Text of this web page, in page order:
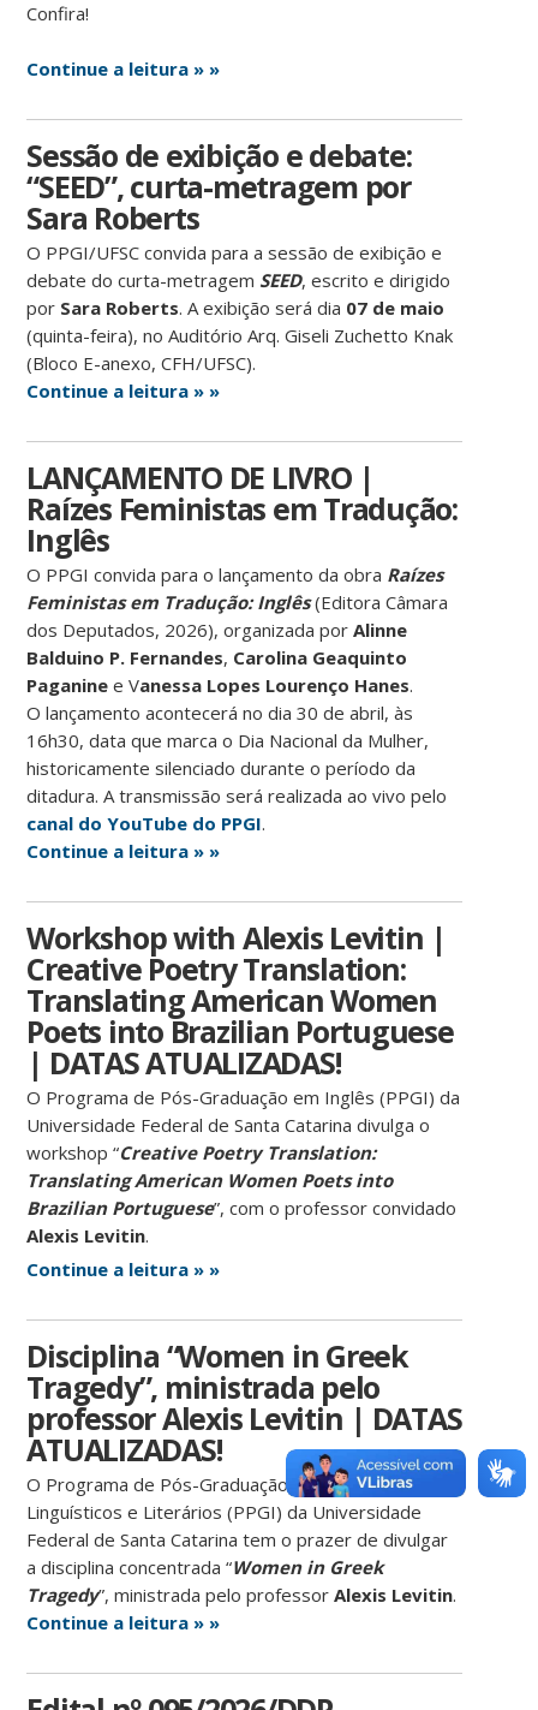
Confira!
Continue a leitura » »
Sessão de exibição e debate:
“SEED”, curta-metragem por
Sara Roberts
O PPGI/UFSC convida para a sessão de exibição e
debate do curta-metragem SEED, escrito e dirigido
por Sara Roberts. A exibição será dia 07 de maio
(quinta-feira), no Auditório Arq. Giseli Zuchetto Knak
(Bloco E-anexo, CFH/UFSC).
Continue a leitura » »
LANÇAMENTO DE LIVRO |
Raízes Feministas em Tradução:
Inglês
O PPGI convida para o lançamento da obra Raízes
Feministas em Tradução: Inglês(Editora Câmara
dos Deputados, 2026), organizada porAlinne
Balduino P. Fernandes, Carolina Geaquinto
Paganine e Vanessa Lopes Lourenço Hanes.
O lançamento acontecerá no dia 30 de abril, às
16h30, data que marca o Dia Nacional da Mulher,
historicamente silenciado durante o período da
ditadura. A transmissão será realizada ao vivo pelo
canal do YouTube do PPGI.
Continue a leitura » »
Workshop with Alexis Levitin |
Creative Poetry Translation:
Translating American Women
Poets into Brazilian Portuguese
| DATAS ATUALIZADAS!
O Programa de Pós-Graduação em Inglês (PPGI) da
Universidade Federal de Santa Catarina divulga o
workshop “Creative Poetry Translation:
Translating American Women Poets into
Brazilian Portuguese”, com o professor convidado
Alexis Levitin.
Continue a leitura » »
Disciplina “Women in Greek
Tragedy”, ministrada pelo
professor Alexis Levitin | DATAS
ATUALIZADAS!
O Programa de Pós-Graduação em Inglês: Estudos
Linguísticos e Literários (PPGI) da Universidade
Federal de Santa Catarina tem o prazer de divulgar
a disciplina concentrada “Women in Greek
Tragedy”, ministrada pelo professorAlexis Levitin.
Continue a leitura » »